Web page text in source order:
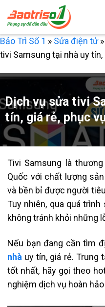
qua
nội
dung
Bảo Trì Số 1 » Sửa điện tử»
tivi Samsung tại nhà uy
Dịch vụ sửa tivi
tín, giá rẻ, phục
Tivi Samsung là
Quốc với chất lượng
và bền bỉ được người
Tuy nhiên, qua quá
không tránh khỏi những
Nếu bạn đang cần tìm
nhà uy tín, giá rẻ. Trung
tốt nhất, hãy gọi theo
nghiệm dịch vụ hoàn